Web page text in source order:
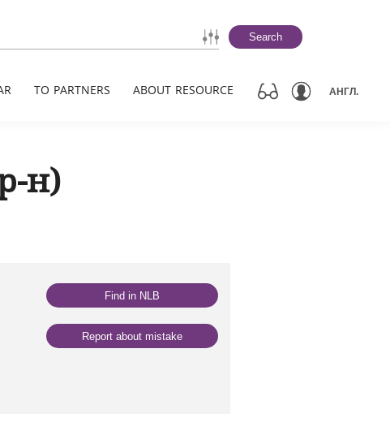
Search
TO PARTNERS ABOUT RESOURCE АНГЛ.
н)
Find in NLB
Report about mistake